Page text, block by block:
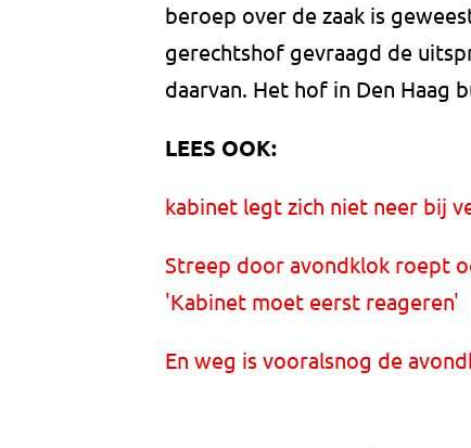
beroep over de zaak is
gerechtshof gevraagd de
daarvan. Het hof in Den Haag
LEES OOK:
kabinet legt zich niet neer bij
Streep door avondklok roept
'Kabinet moet eerst reageren'
En weg is vooralsnog de